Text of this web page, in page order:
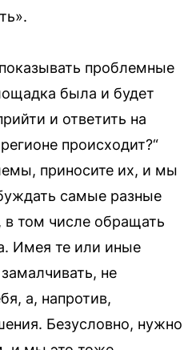
проблемные
была и будет
и ответить на
происходит?“
приносите их, и мы
самые разные
в том числе обращать
Имея те или иные
не
а, напротив,
Безусловно, нужно